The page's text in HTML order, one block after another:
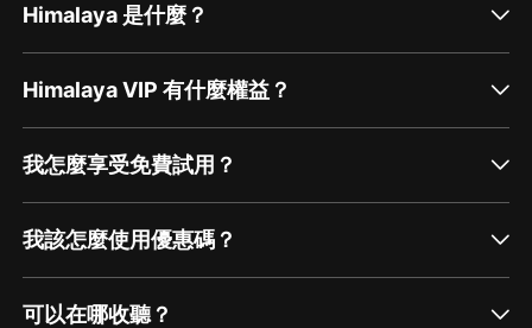
Himalaya 是什麼？
Himalaya VIP 有什麼權益？
我怎麼享受免費試用？
我該怎麼使用優惠碼？
可以在哪收聽？